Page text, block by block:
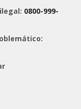
0800-999-